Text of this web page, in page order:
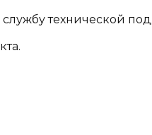
технической